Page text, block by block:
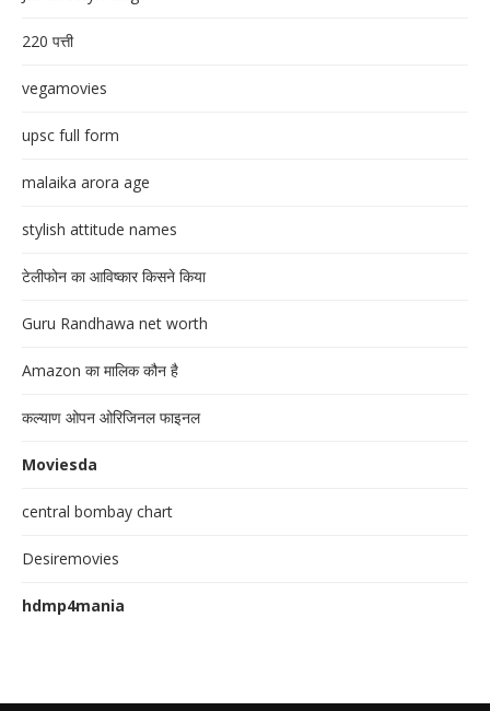
220 पत्ती
vegamovies
upsc full form
malaika arora age
stylish attitude names
टेलीफोन का आविष्कार किसने किया
Guru Randhawa net worth
Amazon का मालिक कौन है
कल्याण ओपन ओरिजिनल फाइनल
Moviesda
central bombay chart
Desiremovies
hdmp4mania